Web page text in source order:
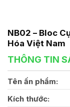
NB02 – Bloc
Hóa Việt Nam
THÔNG TIN
Tên ấn phẩm:
Kích thước: